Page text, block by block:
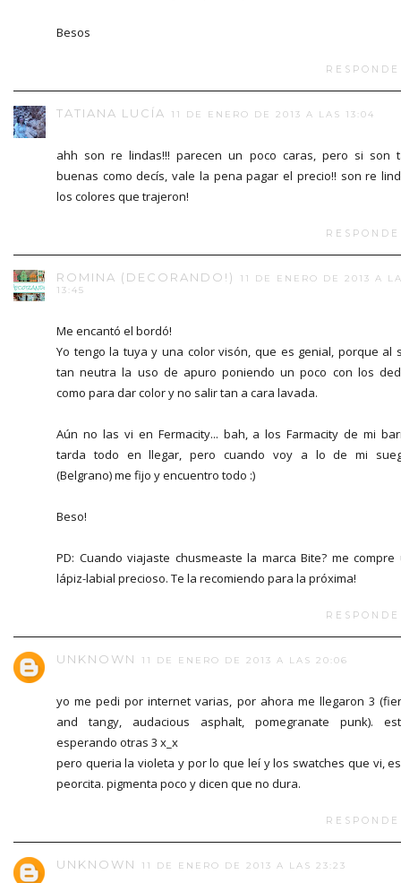
Besos
TATIANA LUCÍA 11 DE ENERO DE 2013 A LAS 13:04
ahh son re lindas!!! parecen un poco caras, pero si son
buenas como decís, vale la pena pagar el precio!! son re
los colores que trajeron!
ROMINA (DECORANDO!)
11 DE ENERO DE 2013 A
13:45
Me encantó el bordó!
Yo tengo la tuya y una color visón, que es genial, porque al
tan neutra la uso de apuro poniendo un poco con los
como para dar color y no salir tan a cara lavada.
Aún no las vi en Fermacity... bah, a los Farmacity de mi
tarda todo en llegar, pero cuando voy a lo de mi
(Belgrano) me fijo y encuentro todo :)
Beso!
PD: Cuando viajaste chusmeaste la marca Bite? me compre
lápiz-labial precioso. Te la recomiendo para la próxima!
UNKNOWN 11 DE ENERO DE 2013 A LAS 20:06
yo me pedi por internet varias, por ahora me llegaron 3
and tangy, audacious asphalt, pomegranate punk).
esperando otras 3 x_x
pero queria la violeta y por lo que leí y los swatches que vi,
peorcita. pigmenta poco y dicen que no dura.
UNKNOWN 11 DE ENERO DE 2013 A LAS 23:23